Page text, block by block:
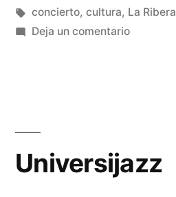
Etiquetas:
concierto, cultura, La Ribera
Deja un comentarioen
Universijazz